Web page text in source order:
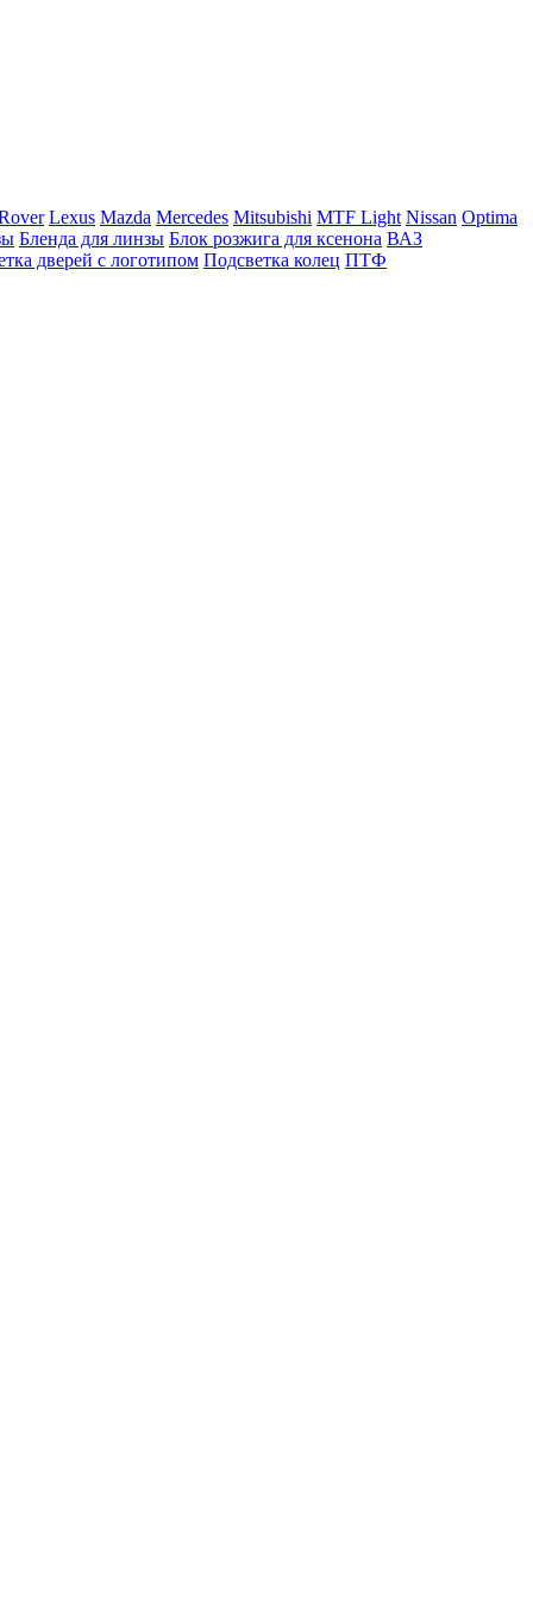
Lexus Mazda Mercedes Mitsubishi MTF Light Nissan Optima
Бленда для линзы Блок розжига для ксенона ВАЗ
дверей с логотипом Подсветка колец ПТФ